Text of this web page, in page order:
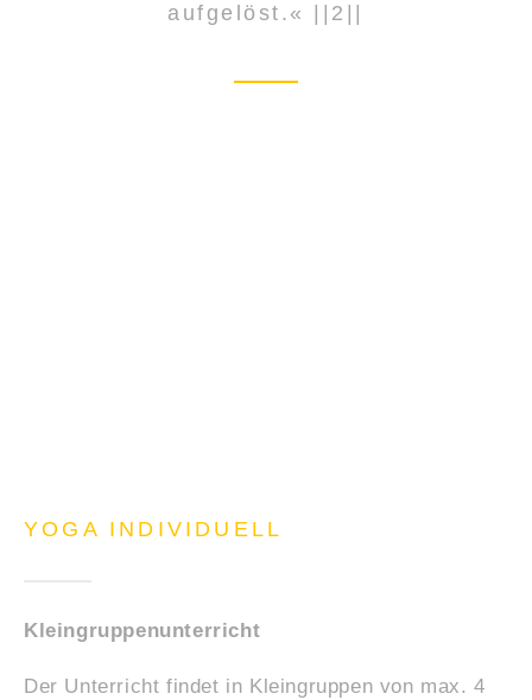
aufgelöst.« ||2||
YOGA INDIVIDUELL
Kleingruppenunterricht
Der Unterricht findet in Kleingruppen von max. 4